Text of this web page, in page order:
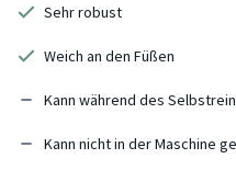
Sehr robust
Weich an den Füßen
Kann während des
Kann nicht in der Maschine